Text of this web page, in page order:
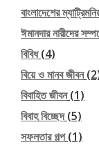
বাংলাদেশের
ঈমানদার নারীদের
বিবিধ(4)
বিয়ে ও মানব জীবন
বিবাহিত জীবন(1)
বিবাহ বিচ্ছেদ(5)
সফলতার গল্প(1)